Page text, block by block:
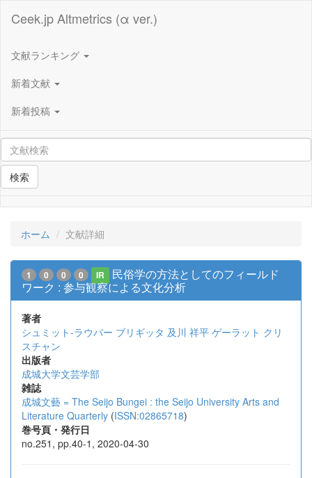
Ceek.jp Altmetrics (α ver.)
文献ランキング
新着文献
新着投稿
検索
ホーム 文献詳細
1 0 0 0 IR
民俗学の方法としてのフィールド
ワーク : 参与観察による文化分析
著者
シュミット-ラウバー ブリギッタ 及川 祥平 ゲーラット クリ
スチャン
出版者
成城大学文芸学部
雑誌
成城文藝 = The Seijo Bungei : the Seijo University Arts and
Literature Quarterly (ISSN:02865718)
巻号頁・発行日
no.251, pp.40-1, 2020-04-30